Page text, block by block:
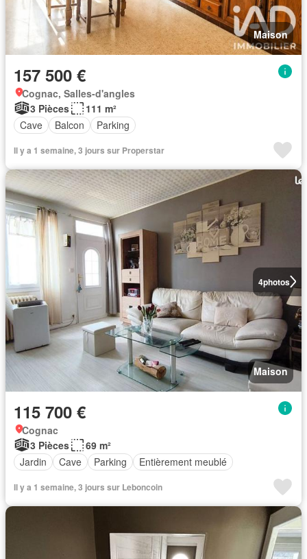
Maison
157 500 €
Cognac, Salles-d'angles
3 Pièces
111 m²
Cave
Balcon Parking
Il y a 1 semaine, 3 jours sur Properstar
4photos
Maison
115 700 €
Cognac
3 Pièces
69 m²
Jardin
Cave Parking Entièrement meublé
Il y a 1 semaine, 3 jours sur Leboncoin